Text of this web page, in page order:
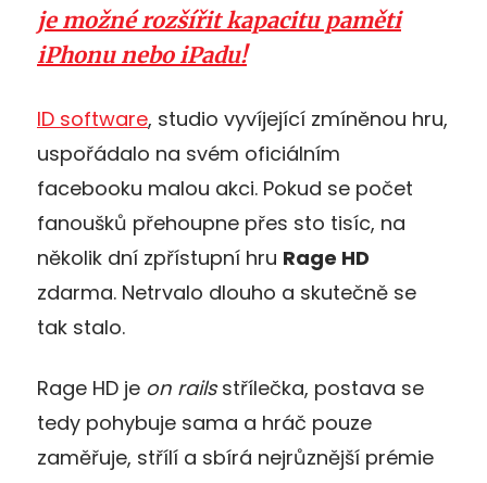
je možné rozšířit kapacitu paměti
iPhonu nebo iPadu!
ID software, studio vyvíjející zmíněnou hru,
uspořádalo na svém oficiálním
facebooku malou akci. Pokud se počet
fanoušků přehoupne přes sto tisíc, na
několik dní zpřístupní hru Rage HD
zdarma. Netrvalo dlouho a skutečně se
tak stalo.
Rage HD je on railsstřílečka, postava se
tedy pohybuje sama a hráč pouze
zaměřuje, střílí a sbírá nejrůznější prémie